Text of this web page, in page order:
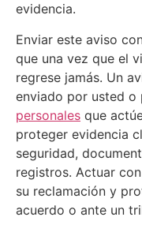
evidencia.
Enviar este aviso
que una vez que el
regrese jamás. Un
enviado por usted o
personales que
proteger evidencia
seguridad,
registros. Actuar
su reclamación y
acuerdo o ante un